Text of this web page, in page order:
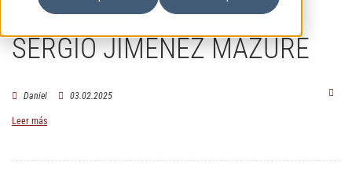
SERGIO JIMÉNEZ MAZURE
Daniel 03.02.2025
Leer más